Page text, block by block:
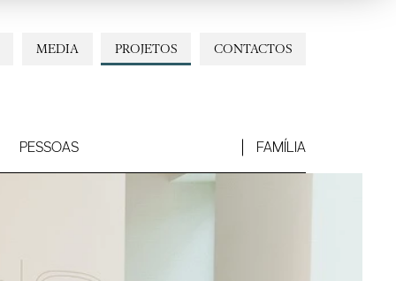
CONTACTOS
PROJETOS
MEDIA
PESSOAS FAMÍLIA